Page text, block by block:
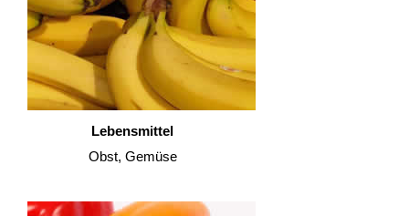
Lebensmittel
Obst, Gemüse